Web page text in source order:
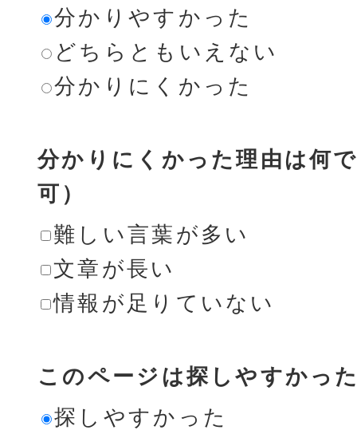
分かりやすかった
どちらともいえない
分かりにくかった
分かりにくかった理由は何
可）
難しい言葉が多い
文章が長い
情報が足りていない
このページは探しやすかっ
探しやすかった